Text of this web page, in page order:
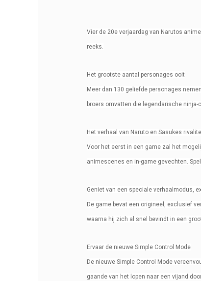
Vier de 20e verjaardag van Narutos
reeks.
Het grootste aantal personages ooit
Meer dan 130 geliefde personages
broers omvatten die legendarische ninja-
Het verhaal van Naruto en Sasukes
Voor het eerst in een game zal het
animescenes en in-game gevechten.
Geniet van een speciale verhaalmodus,
De game bevat een origineel, exclusief
waarna hij zich al snel bevindt in een
Ervaar de nieuwe Simple Control Mode
De nieuwe Simple Control Mode
gaande van het lopen naar een vijand
Ean13